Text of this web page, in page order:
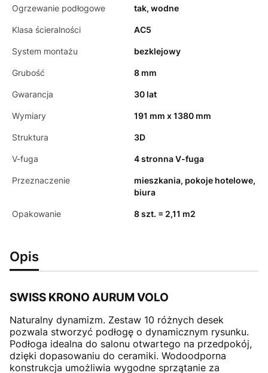
Ogrzewanie podłogowe tak, wodne
Klasa ścieralności AC5
System montażu bezklejowy
Grubość 8 mm
Gwarancja 30 lat
Wymiary 191 mm x 1380 mm
Struktura 3D
V-fuga 4 stronna V-fuga
Przeznaczenie
mieszkania, pokoje hotelowe,
biura
Opakowanie 8 szt. = 2,11 m2
Opis
SWISS KRONO AURUM VOLO
Naturalny dynamizm. Zestaw 10 różnych desek
pozwala stworzyć podłogę o dynamicznym rysunku.
Podłoga idealna do salonu otwartego na przedpokój,
dzięki dopasowaniu do ceramiki. Wodoodporna
konstrukcja umożliwia wygodne sprzątanie za